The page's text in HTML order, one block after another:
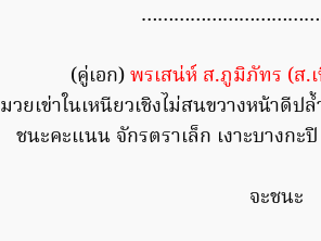
(คู่เอก)พรเสน่ห์ ส.ภูมิภัทร (ส.
มวยเข่าในเหนียวเชิงไม่สนขวางหน้าดี
ชนะคะแนน จักรตราเล็ก เงาะบางก
จะชนะ